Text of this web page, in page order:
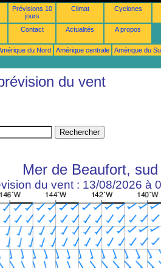
Prévisions 10
jours
Climat Cyclones
Contact Actualités A propos
du Nord Amérique centrale
Amérique du
du vent
Mer de Beaufort, sud
du vent : 13/08/2026 à